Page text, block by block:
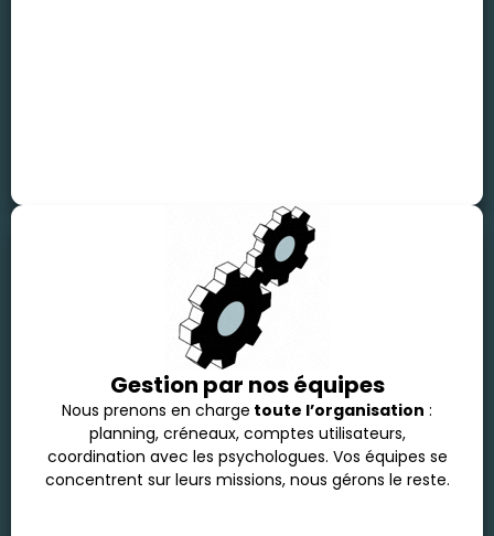
Gestion par nos équipes
Nous prenons en charge toute l’organisation :
planning, créneaux, comptes utilisateurs,
coordination avec les psychologues. Vos équipes se
concentrent sur leurs missions, nous gérons le reste.